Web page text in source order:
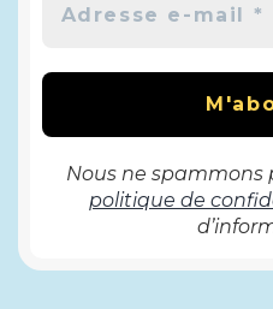
Nous ne spammons
politique de